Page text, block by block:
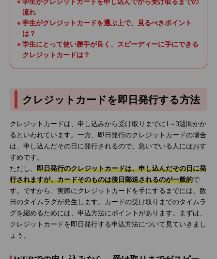
学生がクレジットカードを申し込んでから受け取るまでの
流れ
学生がクレジットカードを選ぶ上で、見るべきポイント
は？
学生にとって使い勝手が良く、スピーディーに手にできる
クレジットカードは？
クレジットカードを即日発行する方法
クレジットカードは、申し込みから受け取りまでに1～3週間かか
るといわれています。一方、即日発行のクレジットカードの場合
は、申し込んだその日に発行されるので、急いでいる人にはおす
すめです。
ただし、 即日発行のクレジットカードは、申し込んだその日に発
行されますが、カードそのものは後日郵送されるのが一般的で
す。ですから、実際にクレジットカードを手にするまでには、数
日のタイムラグが発生します。カードの受け取りまでのタイムラ
グを縮めるためには、申込方法にポイントがあります。まずは、
クレジットカードを即日発行する申込方法について見ていきまし
ょう。